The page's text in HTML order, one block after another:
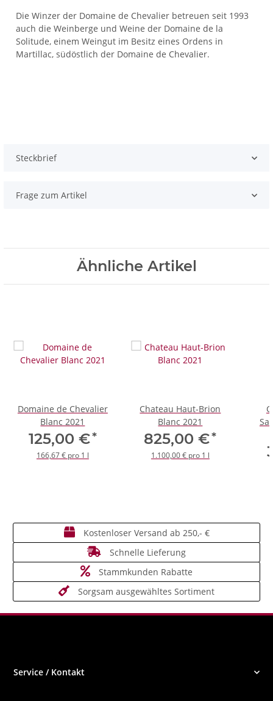
Die Winzer der Domaine de Chevalier betreuen seit 1993
auch die Weinberge und Weine der Domaine de la
Solitude, einem Weingut im Besitz eines Ordens in
Martillac, südöstlich der Domaine de Chevalier.
Steckbrief
Frage zum Artikel
Ähnliche Artikel
Domaine de Chevalier
Blanc 2021
125,00 €*
166,67 € pro 1 l
Chateau Haut-Brion
Blanc 2021
825,00 €*
1.100,00 € pro 1 l
Kostenloser Versand ab 250,- €
Schnelle Lieferung
Stammkunden Rabatte
Sorgsam ausgewähltes Sortiment
Service / Kontakt